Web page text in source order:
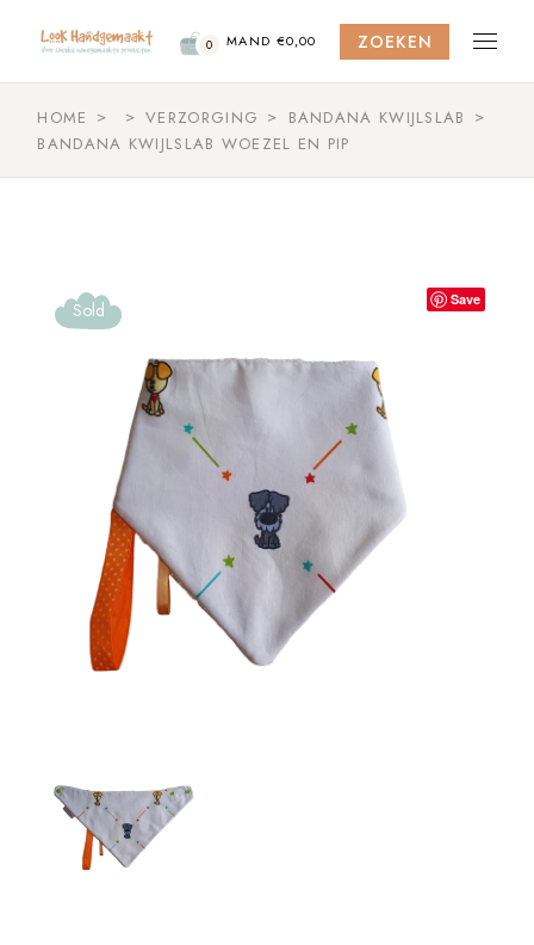
content
0 MAND €0,00 ZOEKEN
HOME VERZORGING
BANDANA KWIJLSLAB
BANDANA KWIJLSLAB WOEZEL EN PIP
Sold Save